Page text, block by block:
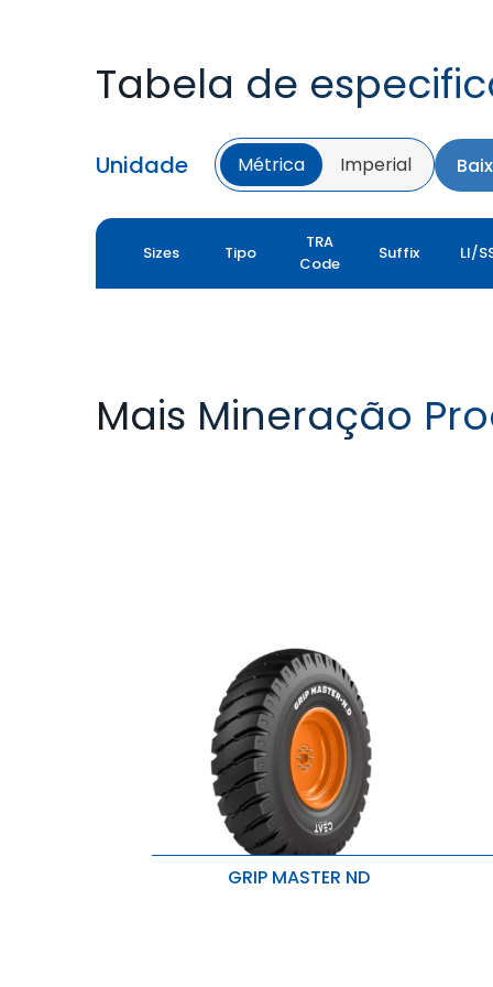
Tabela de
Unidade Métrica Imperial
Sizes Tipo
TRA
Code
Suffix LI/
Mais Mineração
GRIP MASTER ND